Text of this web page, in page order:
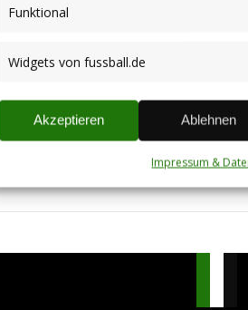
Funktional
Widgets von fussball.de
Akzeptieren Ablehnen
Impressum &
Liste für